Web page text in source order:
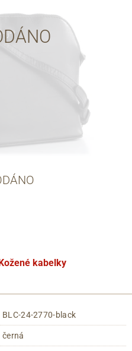
kabelky
BLC-24-2770-black
černá